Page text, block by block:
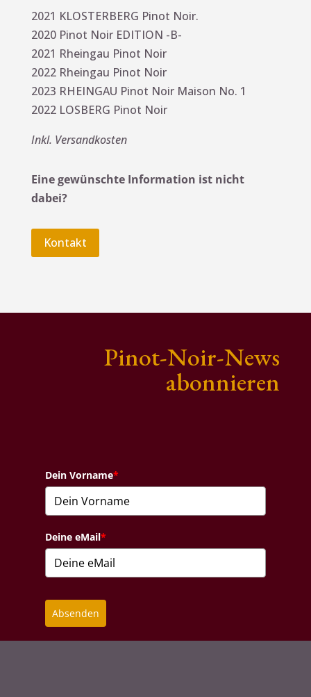
2021 KLOSTERBERG Pinot Noir.
2020 Pinot Noir EDITION -B-
2021 Rheingau Pinot Noir
2022 Rheingau Pinot Noir
2023 RHEINGAU Pinot Noir Maison No. 1
2022 LOSBERG Pinot Noir
Inkl. Versandkosten
Eine gewünschte Information ist nicht
dabei?
Kontakt
Pinot-Noir-News
abonnieren
Dein Vorname*
Deine eMail*
Absenden